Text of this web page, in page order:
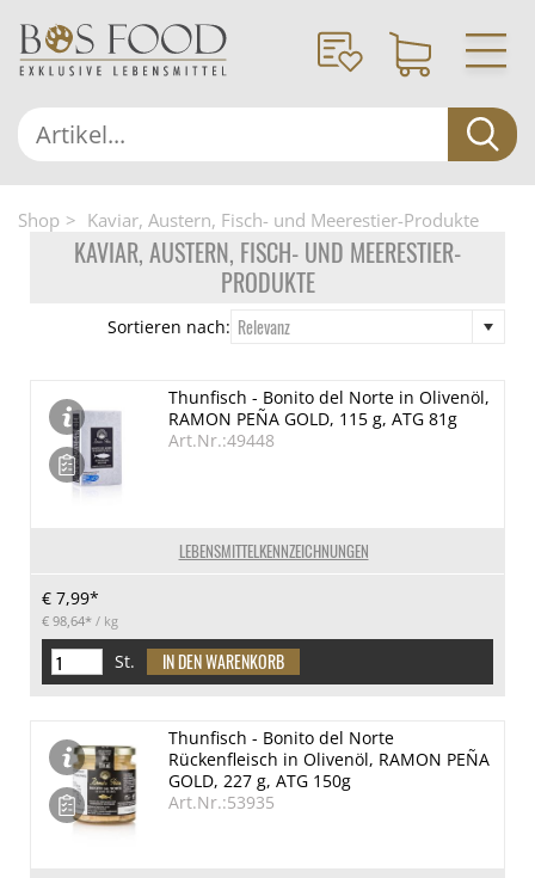
Shop Kaviar, Austern, Fisch- und Meerestier-Produkte
KAVIAR, AUSTERN, FISCH- UND MEERESTIER-
PRODUKTE
Sortieren nach: Relevanz
LEBENSMITTELKENNZEICHNUNGEN
Thunfisch - Bonito del Norte in Olivenöl,
RAMON PEÑA GOLD, 115 g, ATG 81g
Art.Nr.:49448
€ 7,99*
€ 98,64* / kg
St.
Thunfisch - Bonito del Norte
Rückenfleisch in Olivenöl, RAMON PEÑA
GOLD, 227 g, ATG 150g
Art.Nr.:53935